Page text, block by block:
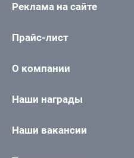
Реклама на сайте
Прайс-лист
О компании
Наши награды
Наши вакансии